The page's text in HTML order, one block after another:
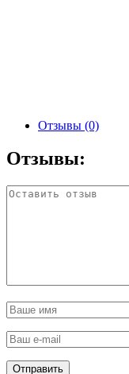
Отзывы (0)
Отзывы: